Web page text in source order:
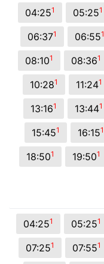
04:251 05:251
06:371 06:551
08:101 08:361
10:281 11:241
13:161 13:441
15:451 16:151
18:501 19:501
04:251 05:251
07:251 07:551